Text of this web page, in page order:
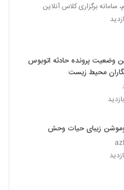
سامانه برگزاری کلاس آنلاین
وضعیت پرونده حادثه اتوبوس
محیط زیست
زیبای حیات وحش